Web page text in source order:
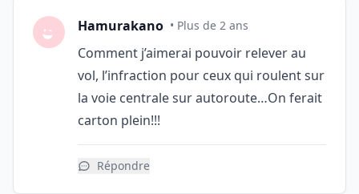
Hamurakano • Plus de 2 ans
Comment j’aimerai pouvoir relever au
vol, l’infraction pour ceux qui roulent sur
la voie centrale sur autoroute…On ferait
carton plein!!!
Répondre